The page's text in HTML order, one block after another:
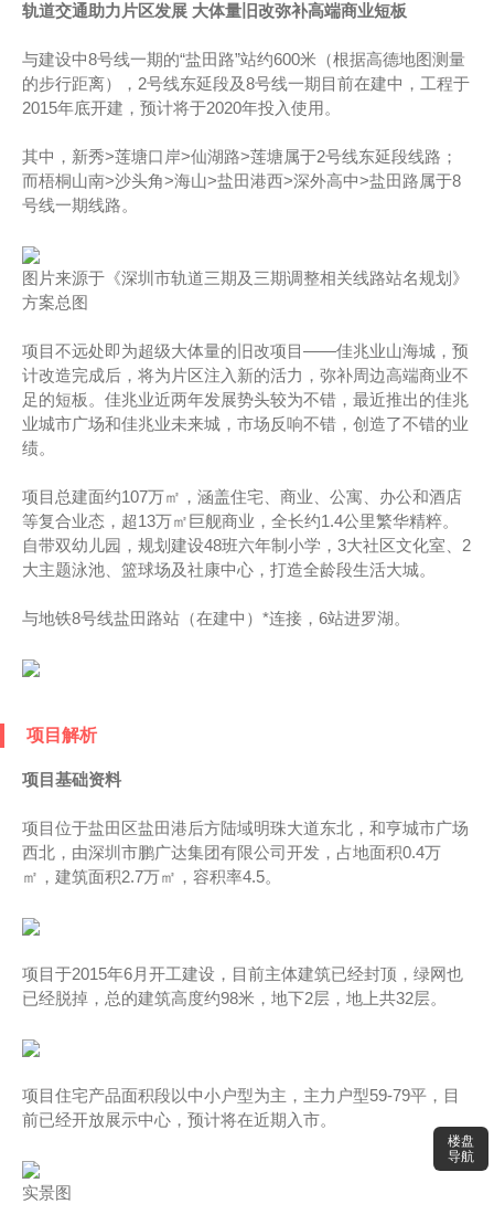
轨道交通助力片区发展 大体量旧改弥补高端商业短板
与建设中8号线一期的“盐田路”站约600米（根据高德地图测量
的步行距离），2号线东延段及8号线一期目前在建中，工程于
2015年底开建，预计将于2020年投入使用。
其中，新秀>莲塘口岸>仙湖路>莲塘属于2号线东延段线路；
而梧桐山南>沙头角>海山>盐田港西>深外高中>盐田路属于8
号线一期线路。
图片来源于《深圳市轨道三期及三期调整相关线路站名规划》
方案总图
项目不远处即为超级大体量的旧改项目——佳兆业山海城，预
计改造完成后，将为片区注入新的活力，弥补周边高端商业不
足的短板。佳兆业近两年发展势头较为不错，最近推出的佳兆
业城市广场和佳兆业未来城，市场反响不错，创造了不错的业
绩。
项目总建面约107万㎡，涵盖住宅、商业、公寓、办公和酒店
等复合业态，超13万㎡巨舰商业，全长约1.4公里繁华精粹。
自带双幼儿园，规划建设48班六年制小学，3大社区文化室、2
大主题泳池、篮球场及社康中心，打造全龄段生活大城。
与地铁8号线盐田路站（在建中）*连接，6站进罗湖。
项目解析
项目基础资料
项目位于盐田区盐田港后方陆域明珠大道东北，和亨城市广场
西北，由深圳市鹏广达集团有限公司开发，占地面积0.4万
㎡，建筑面积2.7万㎡，容积率4.5。
项目于2015年6月开工建设，目前主体建筑已经封顶，绿网也
已经脱掉，总的建筑高度约98米，地下2层，地上共32层。
项目住宅产品面积段以中小户型为主，主力户型59-79平，目
前已经开放展示中心，预计将在近期入市。
实景图
楼盘
导航